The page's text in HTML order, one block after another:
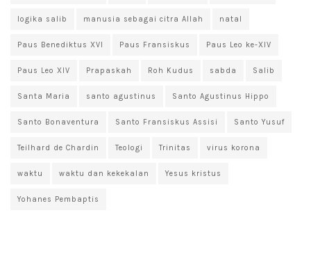
logika salib manusia sebagai citra Allah natal
Paus Benediktus XVI Paus Fransiskus Paus Leo ke-XIV
Paus Leo XIV Prapaskah Roh Kudus sabda Salib
Santa Maria santo agustinus Santo Agustinus Hippo
Santo Bonaventura Santo Fransiskus Assisi Santo Yusuf
Teilhard de Chardin Teologi Trinitas virus korona
waktu waktu dan kekekalan Yesus kristus
Yohanes Pembaptis